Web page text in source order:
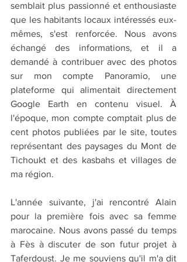
semblait plus passionné et enthousiaste
que les habitants locaux intéressés eux-
mêmes, s'est renforcée. Nous avons
échangé des informations, et il a
demandé à contribuer avec des photos
sur mon compte Panoramio, une
plateforme qui alimentait directement
Google Earth en contenu visuel. À
l'époque, mon compte comptait plus de
cent photos publiées par le site, toutes
représentant des paysages du Mont de
Tichoukt et des kasbahs et villages de
ma région.
L'année suivante, j'ai rencontré Alain
pour la première fois avec sa femme
marocaine. Nous avons passé du temps
à Fès à discuter de son futur projet à
Taferdoust. Je me souviens qu'il m'a dit